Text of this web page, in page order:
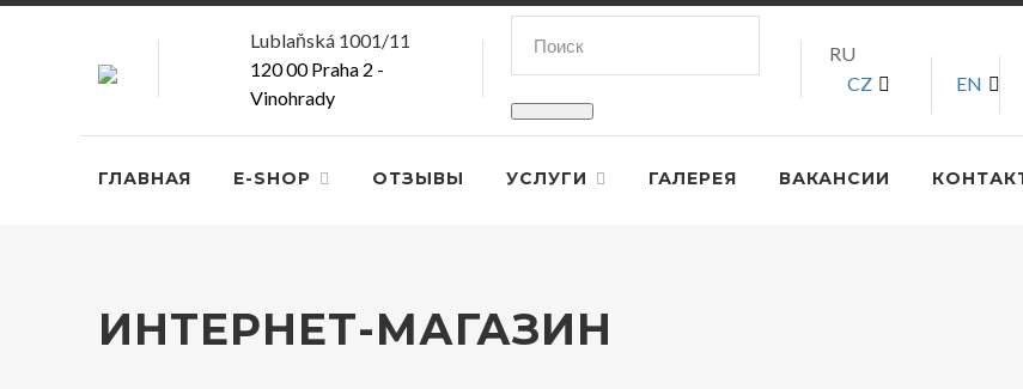
Lublaňská 1001/11
120 00 Praha 2 -
Vinohrady
RU
CZ
EN
ГЛАВНАЯ E-SHOP ОТЗЫВЫ УСЛУГИ ГАЛЕРЕЯ ВАКАНСИИ
ИНТЕРНЕТ-МАГАЗИН